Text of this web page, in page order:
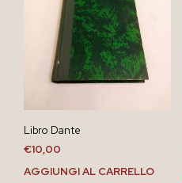
Libro Dante
€10,00
AGGIUNGI AL CARRELLO